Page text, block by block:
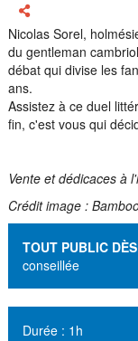
Afficher les options
Nicolas Sorel,
du gentleman
débat qui divise les
ans.
Assistez à ce duel
fin, c'est vous qui
Vente et dédicaces à
Crédit image :
TOUT PUBLIC
conseillée
Durée : 1h